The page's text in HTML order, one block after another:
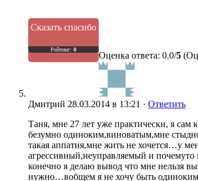
Сказать спасибо
Рейтинг: 0
Оценка ответа: 0.0/5
Дмитрий 28.03.2014 в 13:21 · Ответить
Таня, мне 27 лет уже практически, я сам
безумно одиноким,виноватым,мне
такая аппатия,мне жить не хочется…у
агрессивный,неуправляемый и
конечно я делаю вывод что мне нельзя
нужно…вобщем я не хочу быть одиноким